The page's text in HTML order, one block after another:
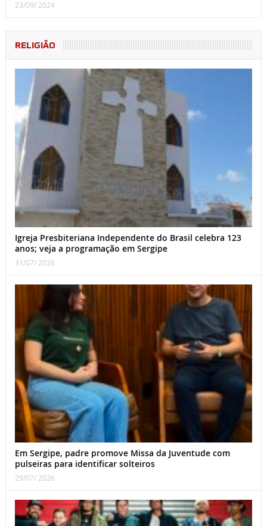
23/09/ 2024
RELIGIÃO
Igreja Presbiteriana Independente do Brasil celebra 123
anos; veja a programação em Sergipe
31/07/ 2026
Em Sergipe, padre promove Missa da Juventude com
pulseiras para identificar solteiros
29/07/ 2026